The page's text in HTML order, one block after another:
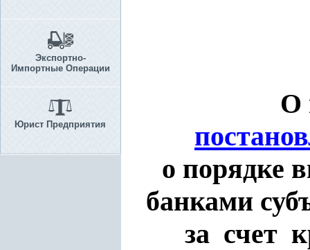
Экспортно-
Импортные Операции
Юрист Предприятия
О
о порядке
банками
за счет